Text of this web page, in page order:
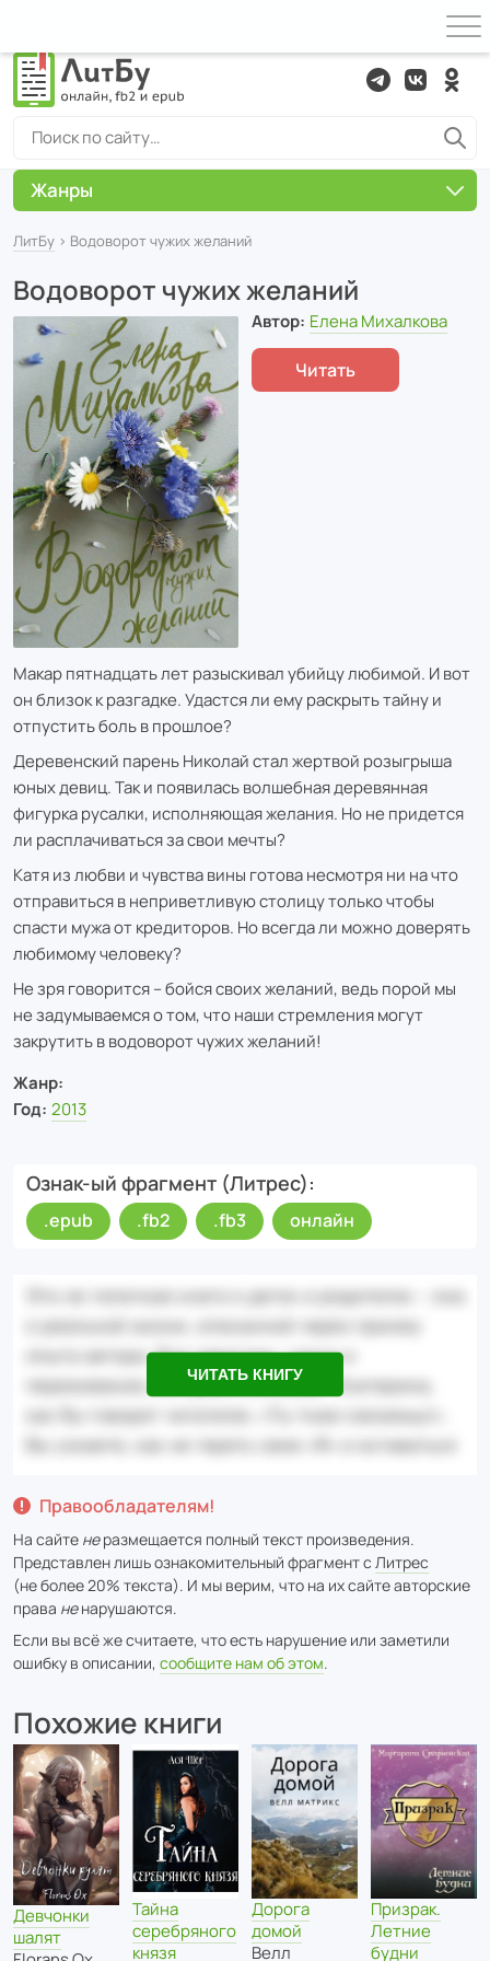
ЛитБу › Водоворот чужих желаний
Водоворот чужих желаний
Автор: Елена Михалкова
Читать
Макар пятнадцать лет разыскивал убийцу любимой. И вот
он близок к разгадке. Удастся ли ему раскрыть тайну и
отпустить боль в прошлое?
Деревенский парень Николай стал жертвой розыгрыша
юных девиц. Так и появилась волшебная деревянная
фигурка русалки, исполняющая желания. Но не придется
ли расплачиваться за свои мечты?
Катя из любви и чувства вины готова несмотря ни на что
отправиться в неприветливую столицу только чтобы
спасти мужа от кредиторов. Но всегда ли можно доверять
любимому человеку?
Не зря говорится – бойся своих желаний, ведь порой мы
не задумываемся о том, что наши стремления могут
закрутить в водоворот чужих желаний!
Жанр:
Год: 2013
Ознак-ый фрагмент (Литрес)
.epub .fb2 .fb3 онлайн
ЧИТАТЬ КНИГУ
Правообладателям!
На сайте неразмещается полный текст произведения.
Представлен лишь ознакомительный фрагмент с Литрес
(не более 20% текста). И мы верим, что на их сайте авторские
права ненарушаются.
Если вы всё же считаете, что есть нарушение или заметили
ошибку в описании, сообщите нам об этом.
Похожие книги
Девчонки
шалят
Тайна
серебряного
князя
Дорога
домой
Велл
Призрак.
Летние
будни
Жанры